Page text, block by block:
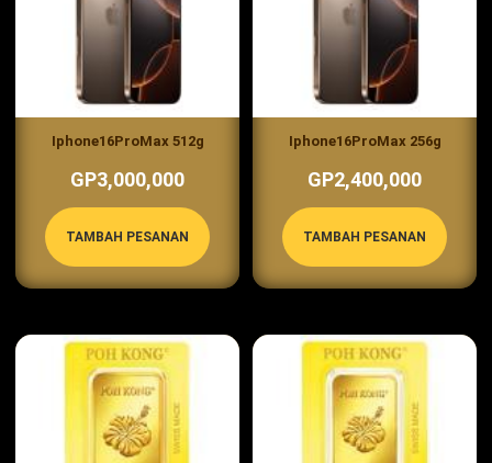
Iphone16ProMax 512g
GP3,000,000
TAMBAH PESANAN
Iphone16ProMax 256g
GP2,400,000
TAMBAH PESANAN